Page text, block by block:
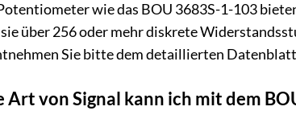
wie das BOU 3683S-1-103
über 256 oder mehr diskrete
Sie bitte dem detaillierten
Art von Signal kann ich mit dem